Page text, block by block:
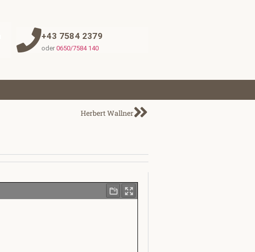
+43 7584 2379
oder 0650/7584 140
Herbert Wallner